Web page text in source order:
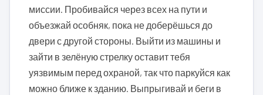
миссии. Пробивайся через всех на пути и
объезжай особняк, пока не доберёшься до
двери с другой стороны. Выйти из машины и
зайти в зелёную стрелку оставит тебя
уязвимым перед охраной, так что паркуйся как
можно ближе к зданию. Выпрыгивай и беги в